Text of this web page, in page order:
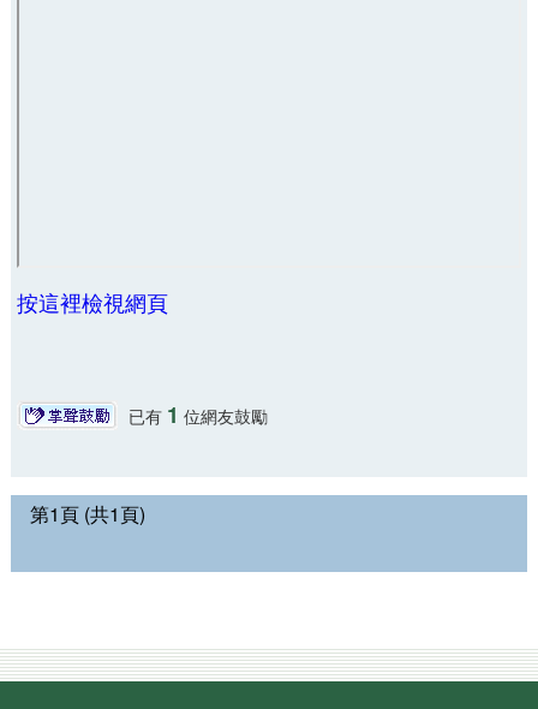
按這裡檢視網頁
已有 1 位網友鼓勵
第1頁 (共1頁)